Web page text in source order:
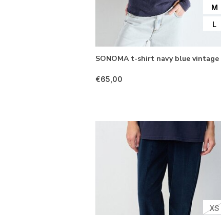
M
L
SONOMA t-shirt navy blue vintage
€65,00
XS